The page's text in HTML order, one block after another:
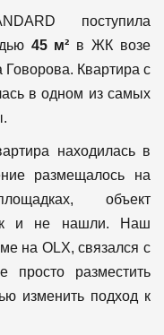
поступила
45 м² в ЖК возе
Квартира с
в одном из самых
находилась в
размещалось на
объект
и не нашли. Наш
на OLX, связался с
просто разместить
изменить подход к